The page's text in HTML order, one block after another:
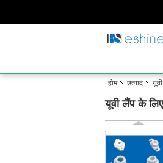
होम उत्पाद
यूवी लैंप के